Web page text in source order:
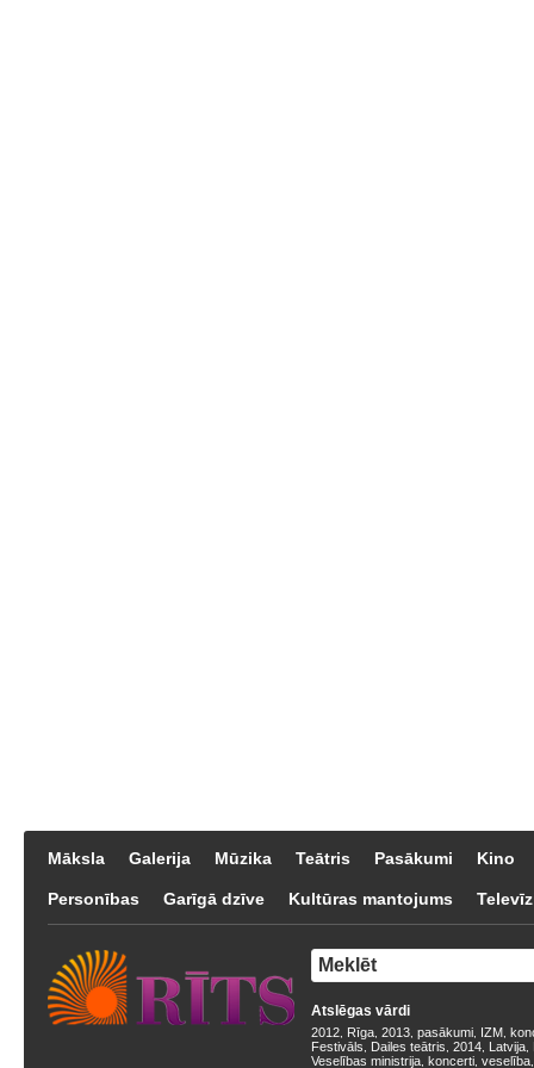
Māksla Galerija Mūzika Teātris Pasākumi Kino
Personības Garīgā dzīve Kultūras mantojums
Atslēgas vārdi
2012 Rīga 2013 pasākumi IZM
Festivāls
Dailes teātris 2014 Latvija
Veselības ministrija koncerti veselība